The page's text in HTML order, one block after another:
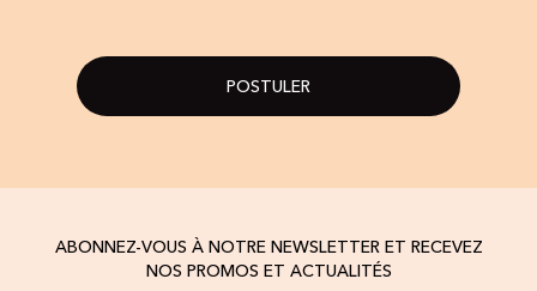
POSTULER
ABONNEZ-VOUS À NOTRE NEWSLETTER ET RECEVEZ
NOS PROMOS ET ACTUALITÉS